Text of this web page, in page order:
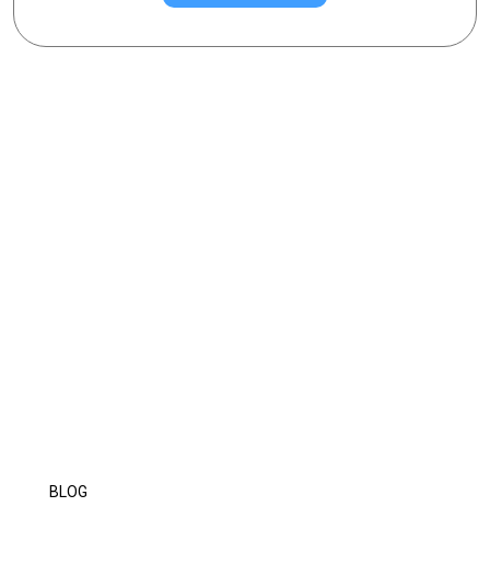
BLOG